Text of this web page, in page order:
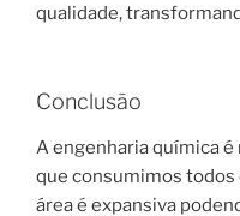
qualidade,
Conclusão
A engenharia química
que consumimos todos
área é expansiva